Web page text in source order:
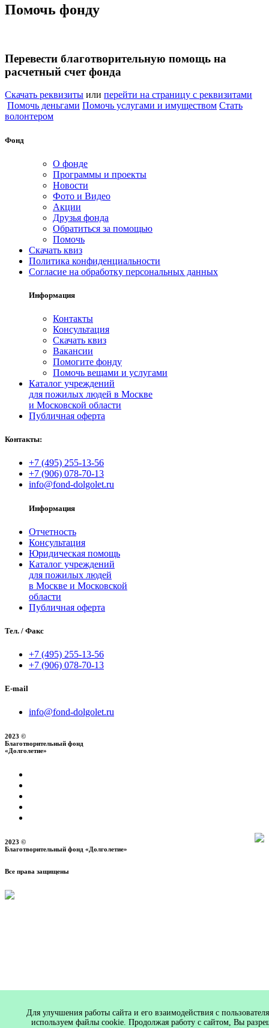
Помочь фонду
Перевести благотворительную помощь на
расчетный счет фонда
Скачать реквизиты или перейти на страницу с реквизитами
Помочь деньгами Помочь услугами и имуществом Стать
волонтером
Фонд
О фонде
Программы и проекты
Новости
Фото и Видео
Акции
Друзья фонда
Обратиться за помощью
Помочь
Скачать квиз
Политика конфиденциальности
Согласие на обработку персональных данных
Информация
Контакты
Консультация
Скачать квиз
Вакансии
Помогите фонду
Помочь вещами и услугами
Каталог учреждений
для пожилых людей в Москве
и Московской области
Публичная оферта
Контакты:
+7 (495) 255‑13‑56
+7 (906) 078‑70‑13
info@fond-dolgolet.ru
Информация
Отчетность
Консультация
Юридическая помощь
Каталог учреждений
для пожилых людей
в Москве и Московской
области
Публичная оферта
Тел. / Факс
+7 (495) 255‑13‑56
+7 (906) 078‑70‑13
E-mail
info@fond-dolgolet.ru
2023 ©
Благотворительный фонд
«Долголетие»
2023 ©
Благотворительный фонд «Долголетие»
Все права защищены
Для улучшения работы сайта и его взаимодействия с
используем файлы cookie. Продолжая работу с сайтом, Вы